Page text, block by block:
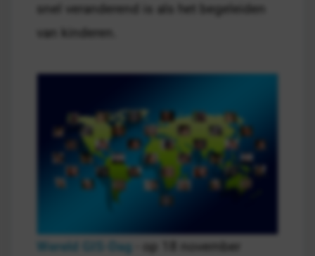
snel veranderend is als het begeleiden
van kinderen.
Wereld GIS-Dag - op 18 november